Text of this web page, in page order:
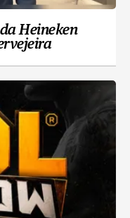
da Heineken